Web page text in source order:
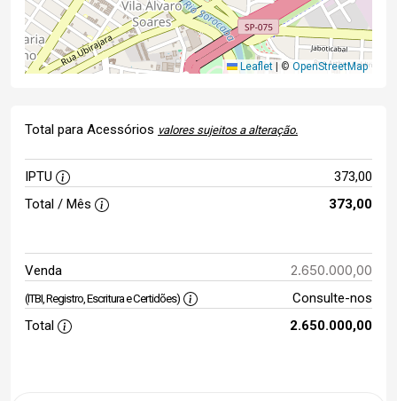
Leaflet © OpenStreetMap
Total para Acessórios valores sujeitos a alteração.
IPTU
373,00
Total / Mês
373,00
Venda 2.650.000,00
(ITBI, Registro, Escritura e Certidões)
Consulte-nos
Total
2.650.000,00